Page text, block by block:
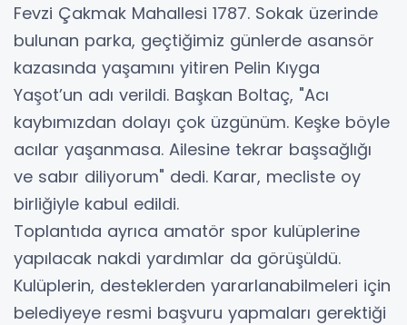
Fevzi Çakmak Mahallesi 1787. Sokak üzerinde
bulunan parka, geçtiğimiz günlerde asansör
kazasında yaşamını yitiren Pelin Kıyga
Yaşot’un adı verildi. Başkan Boltaç, "Acı
kaybımızdan dolayı çok üzgünüm. Keşke böyle
acılar yaşanmasa. Ailesine tekrar başsağlığı
ve sabır diliyorum" dedi. Karar, mecliste oy
birliğiyle kabul edildi.
Toplantıda ayrıca amatör spor kulüplerine
yapılacak nakdi yardımlar da görüşüldü.
Kulüplerin, desteklerden yararlanabilmeleri için
belediyeye resmi başvuru yapmaları gerektiği